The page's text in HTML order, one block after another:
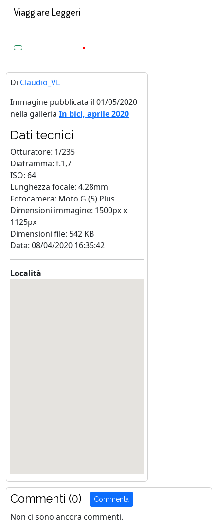
Viaggiare Leggeri
Di Claudio_VL
Immagine pubblicata il 01/05/2020
nella galleria In bici, aprile 2020
Dati tecnici
Otturatore: 1/235
Diaframma: f.1,7
ISO: 64
Lunghezza focale: 4.28mm
Fotocamera: Moto G (5) Plus
Dimensioni immagine: 1500px x
1125px
Dimensioni file: 542 KB
Data: 08/04/2020 16:35:42
Località
Commenti (0) Commenta
Non ci sono ancora commenti.